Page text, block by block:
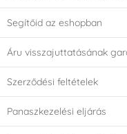
Segítőid az eshopban
Áru visszajuttatásának
Szerződési feltételek
Panaszkezelési eljárás